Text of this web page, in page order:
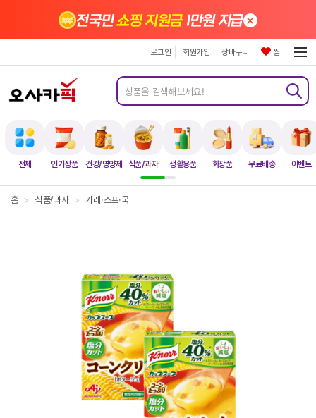
전체 인기상품 건강/영양제 식품/과자 생활용품 화장품 무료배송 이벤트
전국민쇼핑 지원금1만원 지급×
로그인 회원가입 장바구니 찜
홈 > 식품/과자 > 카레·스프·국